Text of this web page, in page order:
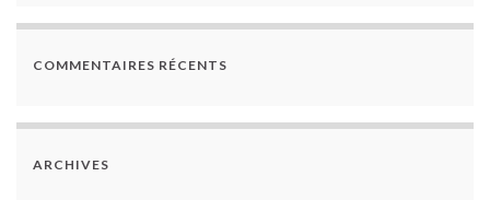
COMMENTAIRES RÉCENTS
ARCHIVES